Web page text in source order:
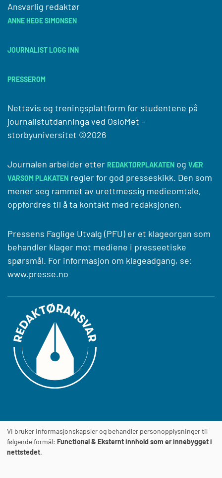
Ansvarlig redaktør
ANNE HEGE SIMONSEN
JOURNALIST LOGG INN
PRESSEROM
Nettavis og treningsplattform for studentene på
journalistutdanninga ved OsloMet –
storbyuniversitet ©2026
Journalen arbeider etter REDAKTØRPLAKATEN og VÆR
VARSOM PLAKATEN regler for god presseskikk. Den som
mener seg rammet av urettmessig medieomtale,
oppfordres til å ta kontakt med redaksjonen.
Pressens Faglige Utvalg (PFU) er et klageorgan som
behandler klager mot mediene i presseetiske
spørsmål. For informasjon om klageadgang, se:
www.presse.no
JournalensTILGJENGELIGHETSERKLÆRING
Vi bruker informasjonskapsler og behandler personopplysninger til
følgende formål: Functional & Eksternt innhold som er innebygget i
nettstedet.